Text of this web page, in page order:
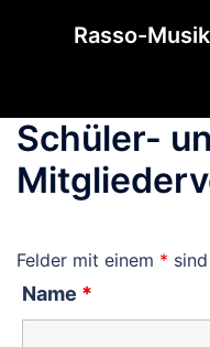
Rasso-
Schüler-
Felder mit einem *
Name *